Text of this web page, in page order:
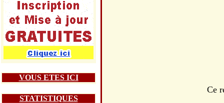
VOUS ETES ICI
STATISTIQUES
Ce